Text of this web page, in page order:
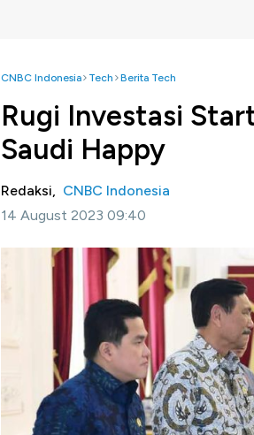
CNBC Indonesia Tech Berita Tech
Rugi Investasi
Saudi Happy
Redaksi, CNBC Indonesia
14 August 2023 09:40